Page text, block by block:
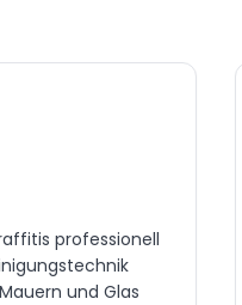
professionell
und Glas